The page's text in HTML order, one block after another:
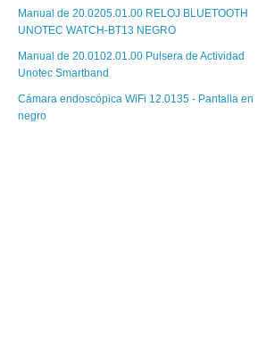
Manual de 20.0205.01.00 RELOJ BLUETOOTH
UNOTEC WATCH-BT13 NEGRO
Manual de 20.0102.01.00 Pulsera de Actividad
Unotec Smartband
Cámara endoscópica WiFi 12.0135 - Pantalla en
negro